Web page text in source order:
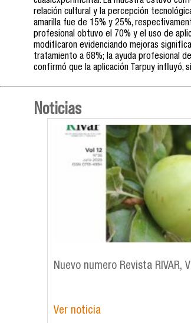
relación cultural y la percepción
amarilla fue de 15% y 25%,
profesional obtuvo el 70% y el uso de
modificaron evidenciando mejoras
tratamiento a 68%; la ayuda profesional
confirmó que la aplicación Tarpuy
Noticias
Nuevo numero Revista RIVAR,
Ver noticia